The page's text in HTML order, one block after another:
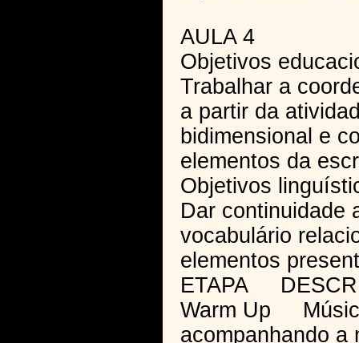
AULA 4
Objetivos
Trabalhar a
a partir da
bidimensional e
elementos da
Objetivos
Dar continuidade
vocabulário
elementos
ETAPA
Warm Up
acompanhando a